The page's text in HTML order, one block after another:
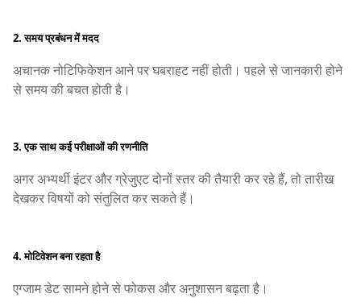
2. समय प्रबंधन में मदद
अचानक नोटिफिकेशन आने पर घबराहट नहीं होती। पहले से जानकारी होने
से समय की बचत होती है।
3. एक साथ कई परीक्षाओं की रणनीति
अगर अभ्यर्थी इंटर और ग्रेजुएट दोनों स्तर की तैयारी कर रहे हैं, तो तारीख
देखकर विषयों को संतुलित कर सकते हैं।
4. मोटिवेशन बना रहता है
एग्जाम डेट सामने होने से फोकस और अनुशासन बढ़ता है।